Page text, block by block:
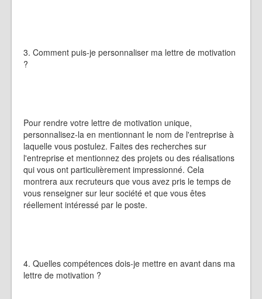
3. Comment puis-je personnaliser ma lettre de motivation
?
Pour rendre votre lettre de motivation unique,
personnalisez-la en mentionnant le nom de l'entreprise à
laquelle vous postulez. Faites des recherches sur
l'entreprise et mentionnez des projets ou des réalisations
qui vous ont particulièrement impressionné. Cela
montrera aux recruteurs que vous avez pris le temps de
vous renseigner sur leur société et que vous êtes
réellement intéressé par le poste.
4. Quelles compétences dois-je mettre en avant dans ma
lettre de motivation ?